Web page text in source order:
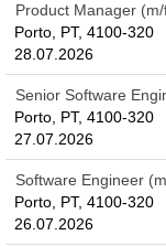
Product Manager
Porto, PT, 4100-320
28.07.2026
Senior Software
Porto, PT, 4100-320
27.07.2026
Software Engineer
Porto, PT, 4100-320
26.07.2026